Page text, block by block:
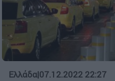
Ελλάδα|07.12.2022 22:27